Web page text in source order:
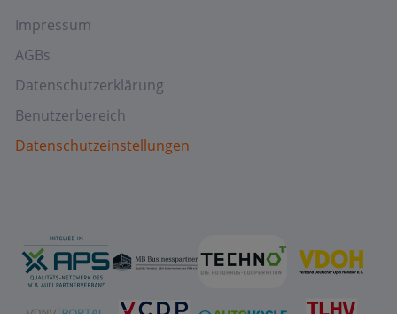
Impressum
AGBs
Datenschutzerklärung
Benutzerbereich
Datenschutzeinstellungen